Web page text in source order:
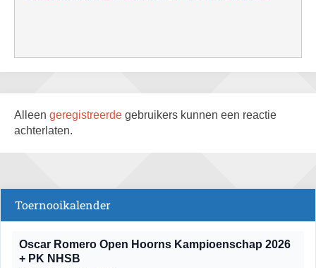
Alleen geregistreerde gebruikers kunnen een reactie
achterlaten.
Toernooikalender
Oscar Romero Open Hoorns Kampioenschap 2026
+ PK NHSB